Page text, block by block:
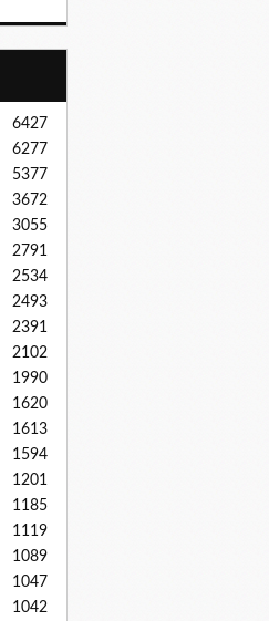
6427
6277
5377
3672
3055
2791
2534
2493
2391
2102
1990
1620
1613
1594
1201
1185
1119
1089
1047
1042